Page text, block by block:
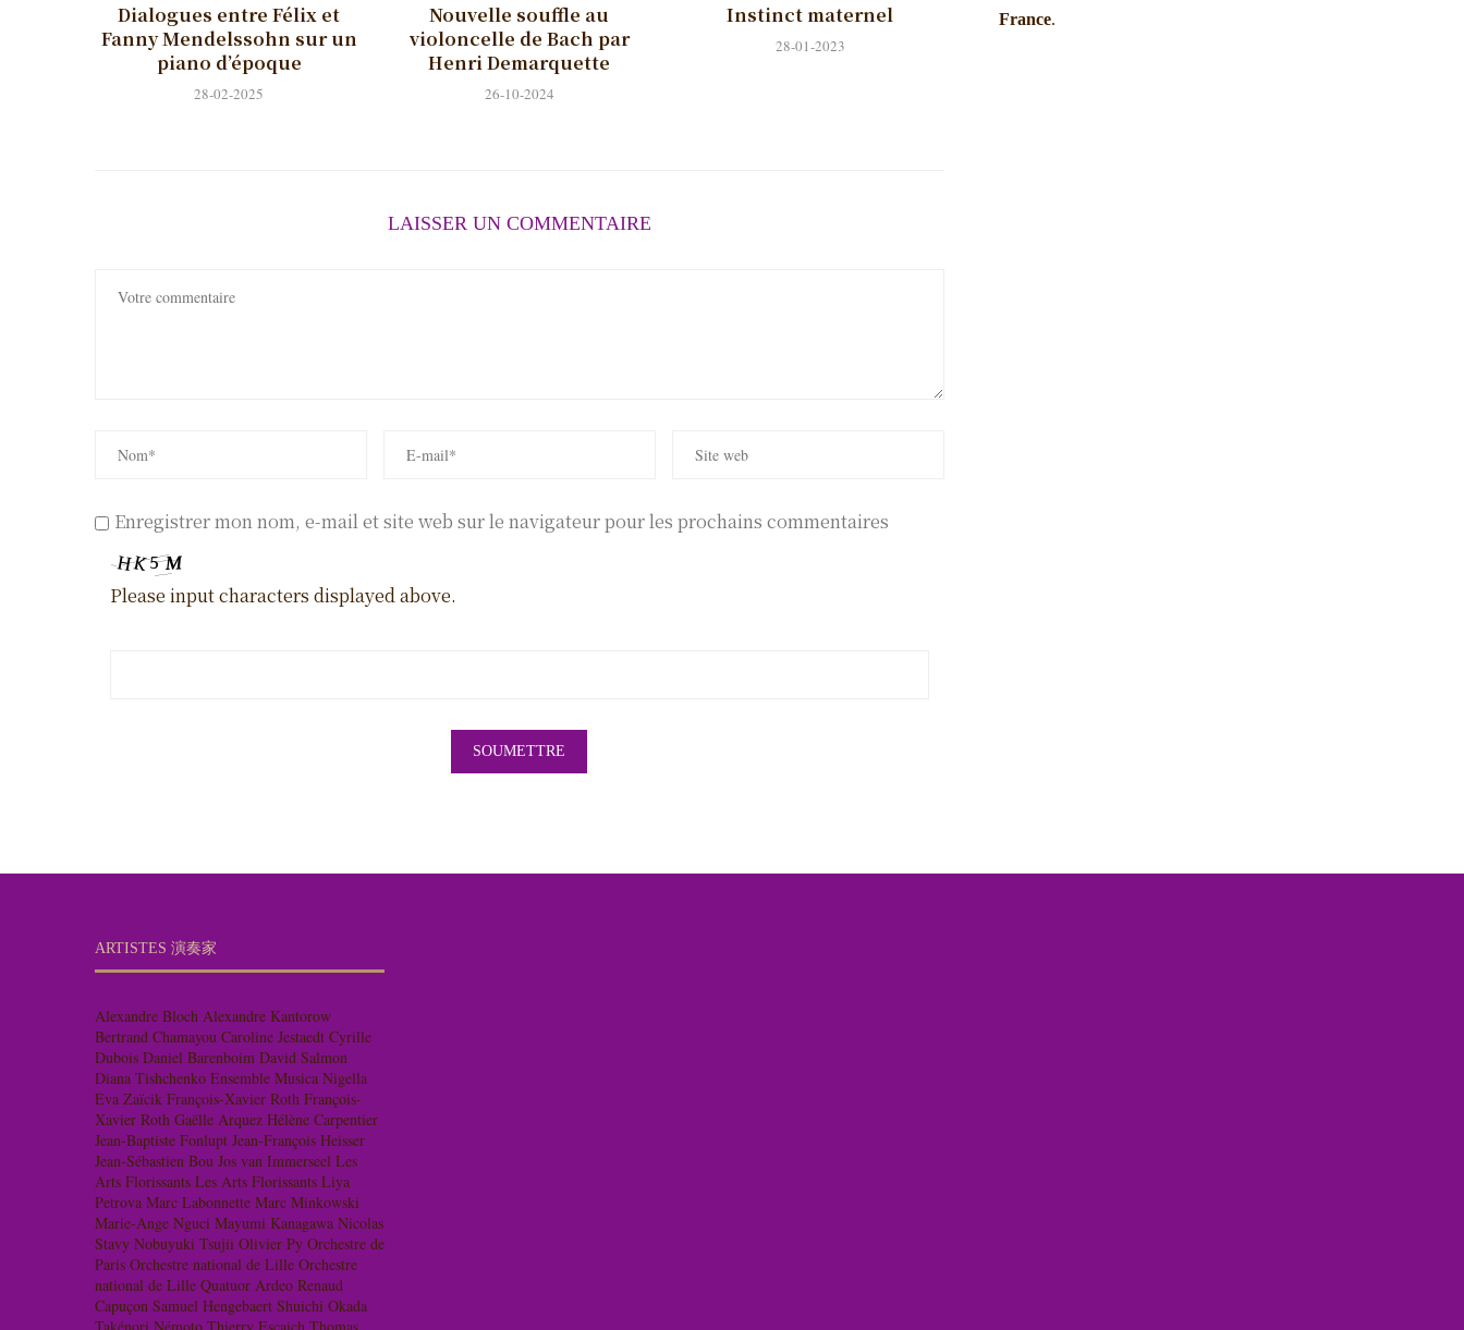
Dialogues entre Félix et
Fanny Mendelssohn sur un
piano d’époque
28-02-2025
Nouvelle souffle au
violoncelle de Bach par
Henri Demarquette
26-10-2024
Instinct maternel
28-01-2023
En chair et en os
LAISSER UN COMMENTAIRE
Enregistrer mon nom, e-mail et site web sur le navigateur pour les prochains commentaires
Please input characters displayed above.
France.
ARTISTES 演奏家
Alexandre Bloch Alexandre Kantorow
Bertrand Chamayou Caroline Jestaedt Cyrille
Dubois Daniel Barenboim David Salmon
Diana Tishchenko Ensemble Musica Nigella
Eva Zaïcik François-Xavier Roth François-
Xavier Roth Gaëlle Arquez Hélène Carpentier
Jean-Baptiste Fonlupt Jean-François Heisser
Jean-Sébastien Bou Jos van Immerseel Les
Arts Florissants Les Arts Florissants Liya
Petrova Marc Labonnette Marc Minkowski
Marie-Ange Nguci Mayumi Kanagawa Nicolas
Stavy Nobuyuki Tsujii Olivier Py Orchestre de
Paris Orchestre national de Lille Orchestre
national de Lille Quatuor Ardeo Renaud
Capuçon Samuel Hengebaert Shuichi Okada